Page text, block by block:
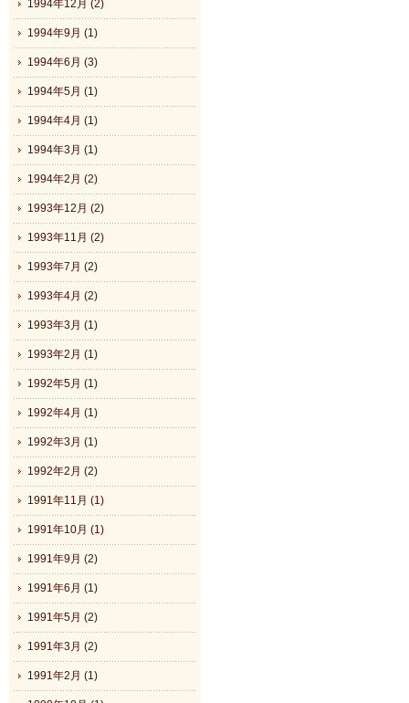
1994年12月 (2)
1994年9月 (1)
1994年6月 (3)
1994年5月 (1)
1994年4月 (1)
1994年3月 (1)
1994年2月 (2)
1993年12月 (2)
1993年11月 (2)
1993年7月 (2)
1993年4月 (2)
1993年3月 (1)
1993年2月 (1)
1992年5月 (1)
1992年4月 (1)
1992年3月 (1)
1992年2月 (2)
1991年11月 (1)
1991年10月 (1)
1991年9月 (2)
1991年6月 (1)
1991年5月 (2)
1991年3月 (2)
1991年2月 (1)